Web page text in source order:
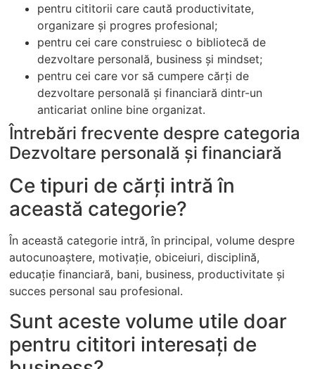
pentru cititorii care caută productivitate,
organizare și progres profesional;
pentru cei care construiesc o bibliotecă de
dezvoltare personală, business și mindset;
pentru cei care vor să cumpere cărți de
dezvoltare personală şi financiară dintr-un
anticariat online bine organizat.
Întrebări frecvente despre categoria
Dezvoltare personală şi financiară
Ce tipuri de cărți intră în
această categorie?
În această categorie intră, în principal, volume despre
autocunoaștere, motivație, obiceiuri, disciplină,
educație financiară, bani, business, productivitate și
succes personal sau profesional.
Sunt aceste volume utile doar
pentru cititori interesați de